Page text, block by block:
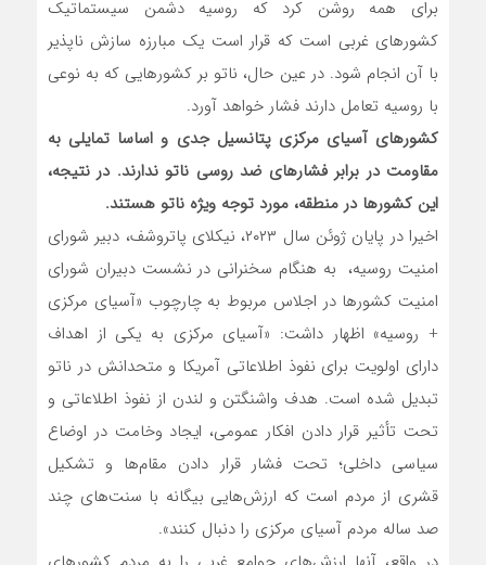
برای همه روشن کرد که روسیه دشمن سیستماتیک
کشورهای غربی است که قرار است یک مبارزه سازش ناپذیر
با آن انجام شود. در عین حال، ناتو بر کشورهایی که به نوعی
با روسیه تعامل دارند فشار خواهد آورد.
کشورهای آسیای مرکزی پتانسیل جدی و اساسا تمایلی به
مقاومت در برابر فشارهای ضد روسی ناتو ندارند. در نتیجه،
این کشورها در منطقه، مورد توجه ویژه ناتو هستند.
اخیرا در پایان ژوئن سال ۲۰۲۳، نیکلای پاتروشف، دبیر شورای
امنیت روسیه، به هنگام سخنرانی در نشست دبیران شورای
امنیت کشورها در اجلاس مربوط به چارچوب «آسیای مرکزی
+ روسیه» اظهار داشت: «آسیای مرکزی به یکی از اهداف
دارای اولویت برای نفوذ اطلاعاتی آمریکا و متحدانش در ناتو
تبدیل شده است. هدف واشنگتن و لندن از نفوذ اطلاعاتی و
تحت تأثیر قرار دادن افکار عمومی، ایجاد وخامت در اوضاع
سیاسی داخلی؛ تحت فشار قرار دادن مقام‌ها و تشکیل
قشری از مردم است که ارزش‌هایی بیگانه با سنت‌های چند
صد ساله مردم آسیای مرکزی را دنبال کنند».